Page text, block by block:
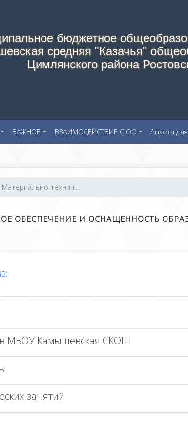
бюджетное
средняя "Казачья"
Цимлянского района
ВАЖНОЕ ВЗАИМОДЕЙСТВИЕ С ОО Анкета
Материально-технич...
ОБЕСПЕЧЕНИЕ И ОСНАЩЕННОСТЬ
в МБОУ Камышевская СКОШ
занятий